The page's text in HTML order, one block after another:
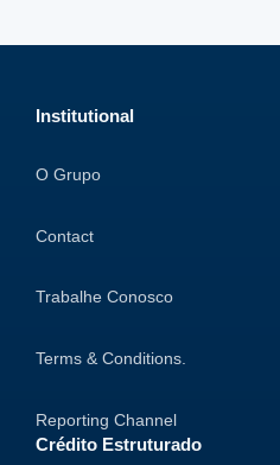
Institutional
O Grupo
Contact
Trabalhe Conosco
Terms & Conditions.
Reporting Channel
Crédito Estruturado